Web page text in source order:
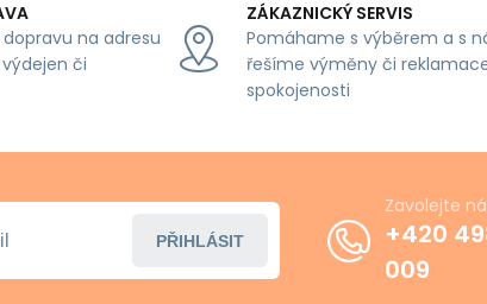
na adresu
či
ZÁKAZNICKÝ SERVIS
Pomáhame s výběrem a s
řešíme výměny či
spokojenosti
PŘIHLÁSIT
Zavolejte
+420
009